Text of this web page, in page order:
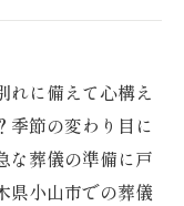
れに備えて心構え
季節の変わり目に
な葬儀の準備に戸
県小山市での葬儀